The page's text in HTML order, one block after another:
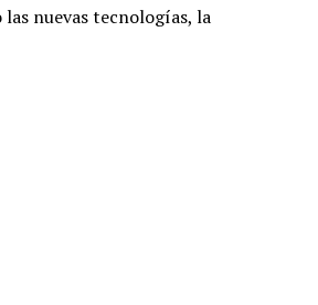
nuevas tecnologías, la